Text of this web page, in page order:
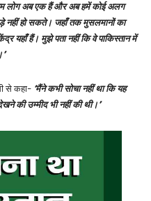
लोग अब एक हैं और अब हमें कोई अलग
नहीं हो सकते। जहाँ तक मुसलमानों का
यहाँ हैं। मुझे पता नहीं कि वे पाकिस्तान में
से कहा- ‘मैंने कभी सोचा नहीं था कि यह
की उम्मीद भी नहीं की थी।’